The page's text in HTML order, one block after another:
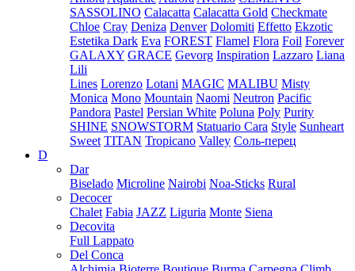
SASSOLINO Calacatta Calacatta Gold Checkmate
Chloe Cray Deniza Denver Dolomiti Effetto Ekzotic
Estetika Dark Eva FOREST Flamel Flora Foil Forever
GALAXY GRACE Gevorg Inspiration Lazzaro Liana
Lili
Lines Lorenzo Lotani MAGIC MALIBU Misty
Monica Mono Mountain Naomi Neutron Pacific
Pandora Pastel Persian White Poluna Poly Purity
SHINE SNOWSTORM Statuario Cara Style Sunheart
Sweet TITAN Tropicano Valley Соль-перец
D
Dar
Biselado Microline Nairobi Noa-Sticks Rural
Decocer
Chalet Fabia JAZZ Liguria Monte Siena
Decovita
Full Lappato
Del Conca